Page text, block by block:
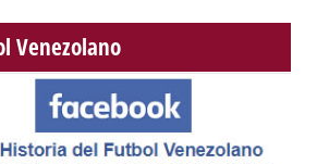
Venezolano